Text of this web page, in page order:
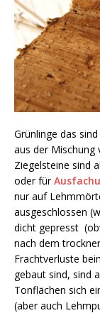
Grünlinge das
aus der Mischung
Ziegelsteine sind
oder für
nur auf
ausgeschlossen
dicht gepresst
nach dem
Frachtverluste
gebaut sind, sind
Tonflächen sich
(aber auch